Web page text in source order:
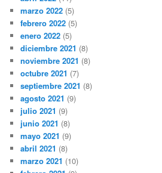
marzo 2022 (5)
febrero 2022 (5)
enero 2022 (5)
diciembre 2021 (8)
noviembre 2021 (8)
octubre 2021 (7)
septiembre 2021 (8)
agosto 2021 (9)
julio 2021 (9)
junio 2021 (8)
mayo 2021 (9)
abril 2021 (8)
marzo 2021 (10)